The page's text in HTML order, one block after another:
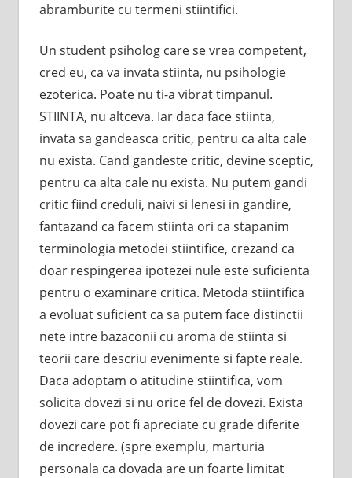
abramburite cu termeni stiintifici.
Un student psiholog care se vrea competent,
cred eu, ca va invata stiinta, nu psihologie
ezoterica. Poate nu ti-a vibrat timpanul.
STIINTA, nu altceva. Iar daca face stiinta,
invata sa gandeasca critic, pentru ca alta cale
nu exista. Cand gandeste critic, devine sceptic,
pentru ca alta cale nu exista. Nu putem gandi
critic fiind creduli, naivi si lenesi in gandire,
fantazand ca facem stiinta ori ca stapanim
terminologia metodei stiintifice, crezand ca
doar respingerea ipotezei nule este suficienta
pentru o examinare critica. Metoda stiintifica
a evoluat suficient ca sa putem face distinctii
nete intre bazaconii cu aroma de stiinta si
teorii care descriu evenimente si fapte reale.
Daca adoptam o atitudine stiintifica, vom
solicita dovezi si nu orice fel de dovezi. Exista
dovezi care pot fi apreciate cu grade diferite
de incredere. (spre exemplu, marturia
personala ca dovada are un foarte limitat